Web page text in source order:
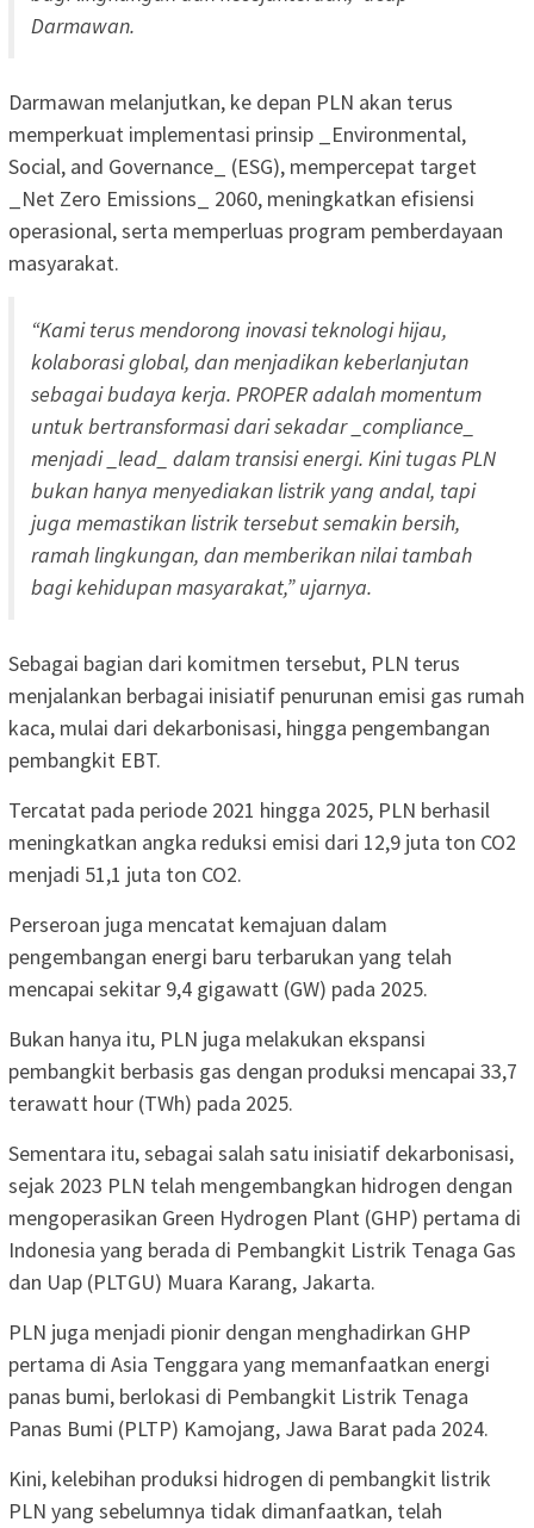
Darmawan.
Darmawan melanjutkan, ke depan PLN akan terus
memperkuat implementasi prinsip _Environmental,
Social, and Governance_ (ESG), mempercepat target
_Net Zero Emissions_ 2060, meningkatkan efisiensi
operasional, serta memperluas program pemberdayaan
masyarakat.
“Kami terus mendorong inovasi teknologi hijau,
kolaborasi global, dan menjadikan keberlanjutan
sebagai budaya kerja. PROPER adalah momentum
untuk bertransformasi dari sekadar _compliance_
menjadi _lead_ dalam transisi energi. Kini tugas PLN
bukan hanya menyediakan listrik yang andal, tapi
juga memastikan listrik tersebut semakin bersih,
ramah lingkungan, dan memberikan nilai tambah
bagi kehidupan masyarakat,” ujarnya.
Sebagai bagian dari komitmen tersebut, PLN terus
menjalankan berbagai inisiatif penurunan emisi gas rumah
kaca, mulai dari dekarbonisasi, hingga pengembangan
pembangkit EBT.
Tercatat pada periode 2021 hingga 2025, PLN berhasil
meningkatkan angka reduksi emisi dari 12,9 juta ton CO2
menjadi 51,1 juta ton CO2.
Perseroan juga mencatat kemajuan dalam
pengembangan energi baru terbarukan yang telah
mencapai sekitar 9,4 gigawatt (GW) pada 2025.
Bukan hanya itu, PLN juga melakukan ekspansi
pembangkit berbasis gas dengan produksi mencapai 33,7
terawatt hour (TWh) pada 2025.
Sementara itu, sebagai salah satu inisiatif dekarbonisasi,
sejak 2023 PLN telah mengembangkan hidrogen dengan
mengoperasikan Green Hydrogen Plant (GHP) pertama di
Indonesia yang berada di Pembangkit Listrik Tenaga Gas
dan Uap (PLTGU) Muara Karang, Jakarta.
PLN juga menjadi pionir dengan menghadirkan GHP
pertama di Asia Tenggara yang memanfaatkan energi
panas bumi, berlokasi di Pembangkit Listrik Tenaga
Panas Bumi (PLTP) Kamojang, Jawa Barat pada 2024.
Kini, kelebihan produksi hidrogen di pembangkit listrik
PLN yang sebelumnya tidak dimanfaatkan, telah